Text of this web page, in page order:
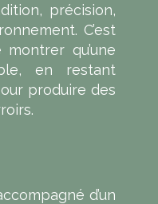
précision,
C’est
qu’une
en restant
produire des
d’un